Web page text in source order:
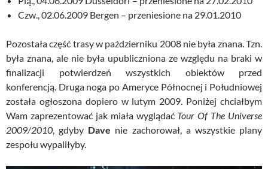
Czw., 02.06.2009 Bergen – przeniesione na 29.01.2010
Pozostała część trasy w październiku 2008 nie była znana. Tzn.
była znana, ale nie była upubliczniona ze względu na braki w
finalizacji potwierdzeń wszystkich obiektów przed
konferencją. Druga noga po Ameryce Północnej i Południowej
została ogłoszona dopiero w lutym 2009. Poniżej chciałbym
Wam zaprezentować jak miała wyglądać Tour Of The Universe
2009/2010, gdyby Dave nie zachorował, a wszystkie plany
zespołu wypaliłyby.